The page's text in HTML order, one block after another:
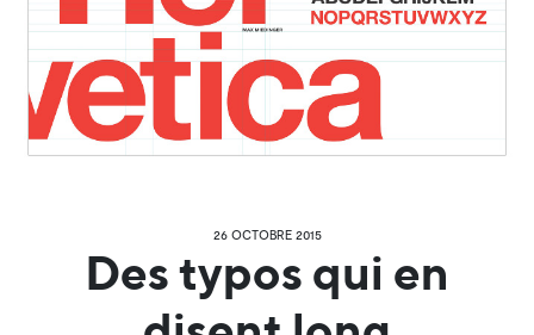
26 OCTOBRE 2015
Des typos qui en